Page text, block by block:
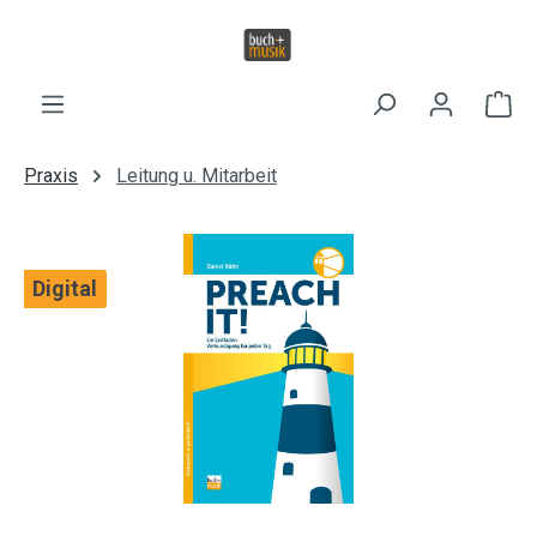
Praxis Leitung u. Mitarbeit
Digital